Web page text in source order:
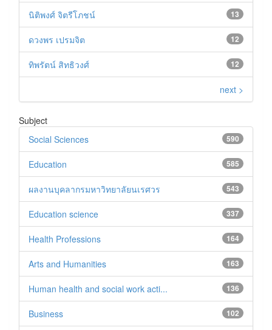
13
นิติพงศ์ จิตรีโภชน์
12
ดวงพร เปรมจิต
12
ทิพรัตน์ สิทธิวงศ์
next >
Subject
590
Social Sciences
585
Education
543
ผลงานบุคลากรมหาวิทยาลัยนเรศวร
337
Education science
164
Health Professions
163
Arts and Humanities
136
Human health and social work acti...
102
Business